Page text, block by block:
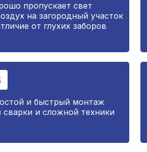
пропускает свет
на загородный участок
от глухих заборов
и быстрый монтаж
сварки и сложной техники